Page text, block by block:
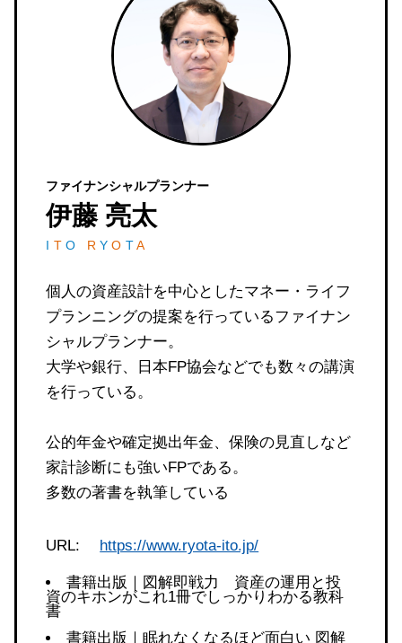
ファイナンシャルプランナー
伊藤 亮太
I TO RYO TA
個人の資産設計を中心としたマネー・ライフ
プランニングの提案を行っているファイナン
シャルプランナー。
大学や銀行、日本FP協会などでも数々の講演
を行っている。
公的年金や確定拠出年金、保険の見直しなど
家計診断にも強いFPである。
多数の著書を執筆している
URL: https://www.ryota-ito.jp/
書籍出版｜図解即戦力 資産の運用と投
資のキホンがこれ1冊でしっかりわかる教科
書
書籍出版｜眠れなくなるほど面白い 図解